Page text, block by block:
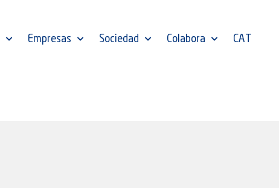
Empresas Sociedad Colabora CAT